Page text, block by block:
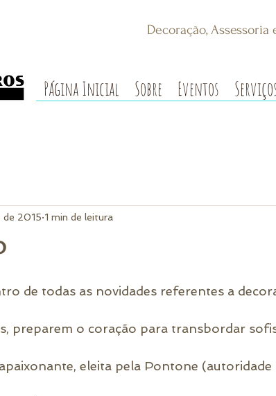
Decoração,
Página Inicial Sobre Eventos
de 2015 1 min de leitura
de todas as novidades referentes a
preparem o coração para transbordar
eleita pela Pontone (autoridade